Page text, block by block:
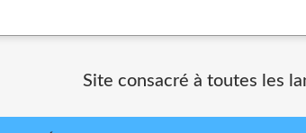
Site consacré à toutes les